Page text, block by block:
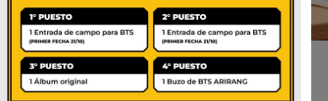
GRAPE ZERO
1.800
MILKIS
$1.750